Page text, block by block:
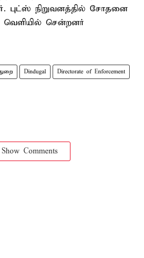
புட்ஸ் நிறுவனத்தில் சோதனை
வெளியில் சென்றனர்
Dindugal Directorate of Enforcement
Show Comments